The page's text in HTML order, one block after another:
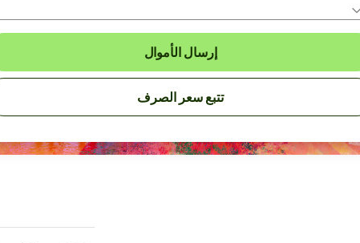
إرسال الأموال
تتبع سعر الصرف